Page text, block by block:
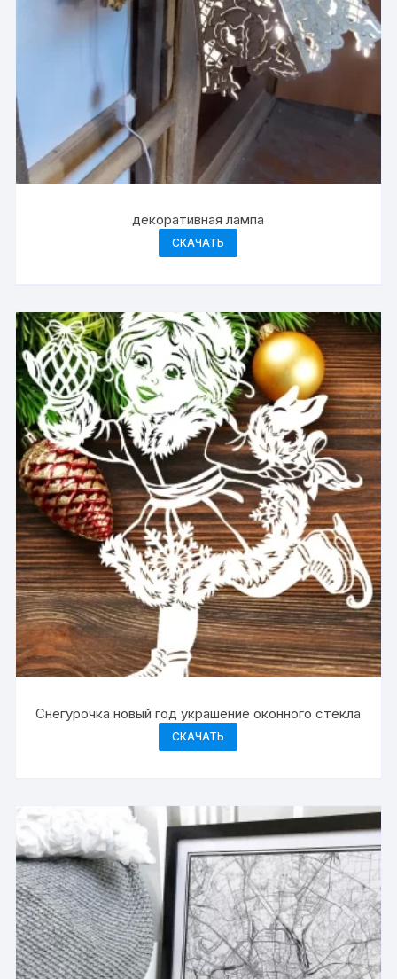
декоративная лампа
СКАЧАТЬ
Снегурочка новый год украшение оконного стекла
СКАЧАТЬ